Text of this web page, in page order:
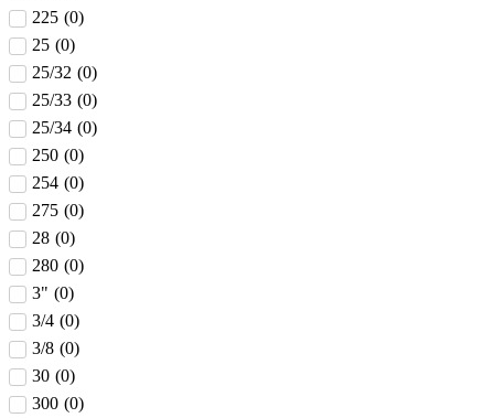
225 (0)
25 (0)
25/32 (0)
25/33 (0)
25/34 (0)
250 (0)
254 (0)
275 (0)
28 (0)
280 (0)
3" (0)
3/4 (0)
3/8 (0)
30 (0)
300 (0)